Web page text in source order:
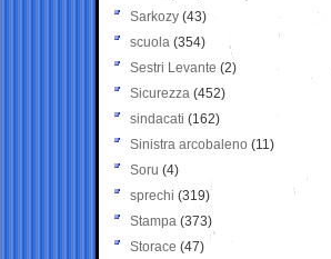
Sarkozy (43)
scuola (354)
Sestri Levante (2)
Sicurezza (452)
sindacati (162)
Sinistra arcobaleno (11)
Soru (4)
sprechi (319)
Stampa (373)
Storace (47)